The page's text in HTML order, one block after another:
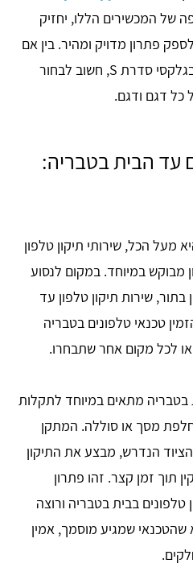
של המכשירים הללו, יחזיק
פתרון מדויק ומהיר. בין אם
מדובר באייפון 15 החדשני או בגלקסי סדרת S, חשוב לבחור
כל דגם ודגם.
עד הבית בטבריה:
מעל הכל, שירותי תיקון טלפון
מבוקש במיוחד. במקום לנסוע
שירות תיקון טלפון עד
טכנאי טלפונים בטבריה
לכל מקום אחר שתבחרו.
בטבריה מתאים במיוחד לתקלות
מסך או סוללה. המתקן
הנדרש, מבצע את התיקון
תוך זמן קצר. זהו פתרון
בבית בטבריה ורוצה
שהטכנאי שמגיע מוסמך, אמין